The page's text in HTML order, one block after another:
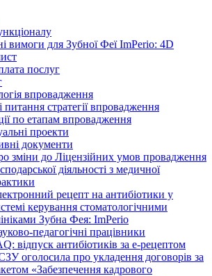
вимоги для Зубної Феї ImPerio: 4D
послуг
впровадження
стратегії впровадження
по етапам впровадження
проекти
документи
зміни до Ліцензійних умов провадження
діяльності з медичної
рецепт на антибіотики у
керування стоматологічними
Зубна Фея: ImPerio
педагогічні працівники
відпуск антибіотиків за е-рецептом
оголосила про укладення договорів за
«Забезпечення кадрового